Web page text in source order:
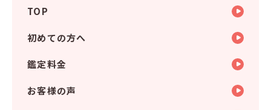
TOP
初めての方へ
鑑定料金
お客様の声